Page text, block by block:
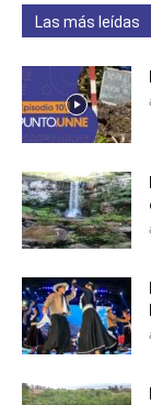
Las más leídas